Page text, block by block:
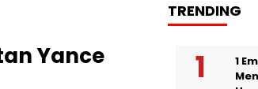
Yance
TRENDING
1